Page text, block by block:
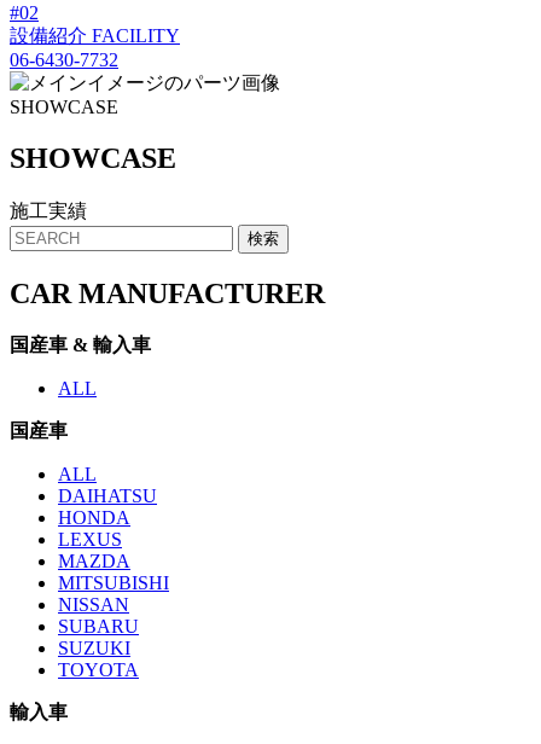
#02
設備紹介 FACILITY
06-6430-7732
SHOWCASE
SHOWCASE
施工実績
CAR MANUFACTURER
国産車 & 輸入車
ALL
国産車
ALL
DAIHATSU
HONDA
LEXUS
MAZDA
MITSUBISHI
NISSAN
SUBARU
SUZUKI
TOYOTA
輸入車